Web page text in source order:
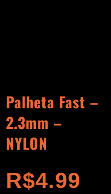
Palheta Fast –
2.3mm –
NYLON
R$4.99